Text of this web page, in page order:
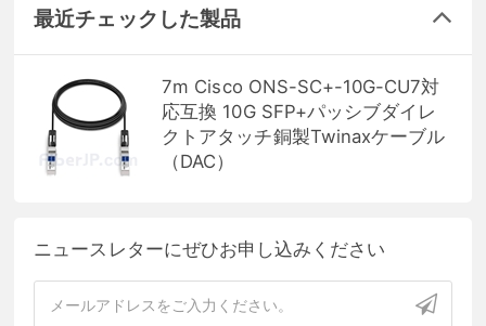
最近チェックした製品
7m Cisco ONS-SC+-10G-CU7対
応互換 10G SFP+パッシブダイレ
クトアタッチ銅製Twinaxケーブル
（DAC）
ニュースレターにぜひお申し込みください